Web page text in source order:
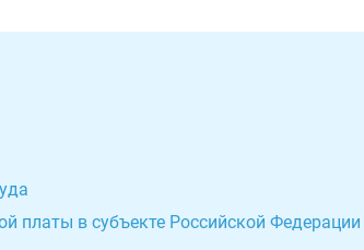
платы в субъекте Российской Федерации